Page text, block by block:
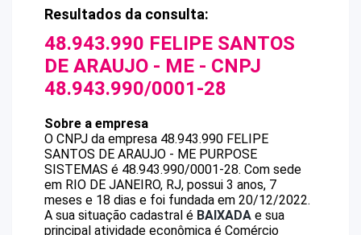
Resultados da consulta:
48.943.990 FELIPE SANTOS
DE ARAUJO - ME - CNPJ
48.943.990/0001-28
Sobre a empresa
O CNPJ da empresa 48.943.990 FELIPE
SANTOS DE ARAUJO - ME PURPOSE
SISTEMAS é 48.943.990/0001-28. Com sede
em RIO DE JANEIRO, RJ, possui 3 anos, 7
meses e 18 dias e foi fundada em 20/12/2022.
A sua situação cadastral é BAIXADA e sua
principal atividade econômica é Comércio